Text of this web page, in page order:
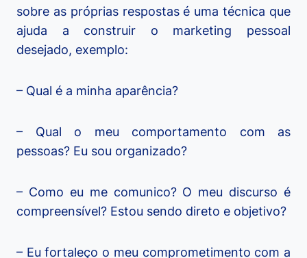
sobre as próprias respostas é uma técnica que
ajuda a construir o marketing pessoal
desejado, exemplo:
– Qual é a minha aparência?
– Qual o meu comportamento com as
pessoas? Eu sou organizado?
– Como eu me comunico? O meu discurso é
compreensível? Estou sendo direto e objetivo?
– Eu fortaleço o meu comprometimento com a